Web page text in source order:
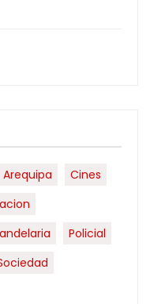
Arequipa
Cines
Policial